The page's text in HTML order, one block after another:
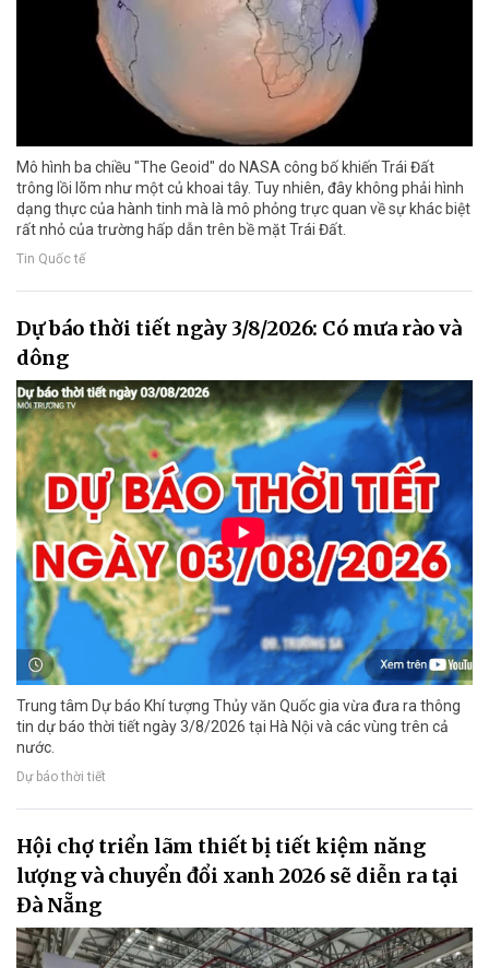
Mô hình ba chiều "The Geoid" do NASA công bố khiến Trái Đất
trông lồi lõm như một củ khoai tây. Tuy nhiên, đây không phải hình
dạng thực của hành tinh mà là mô phỏng trực quan về sự khác biệt
rất nhỏ của trường hấp dẫn trên bề mặt Trái Đất.
Tin Quốc tế
Dự báo thời tiết ngày 3/8/2026: Có mưa rào và
dông
Trung tâm Dự báo Khí tượng Thủy văn Quốc gia vừa đưa ra thông
tin dự báo thời tiết ngày 3/8/2026 tại Hà Nội và các vùng trên cả
nước.
Dự báo thời tiết
Hội chợ triển lãm thiết bị tiết kiệm năng
lượng và chuyển đổi xanh 2026 sẽ diễn ra tại
Đà Nẵng